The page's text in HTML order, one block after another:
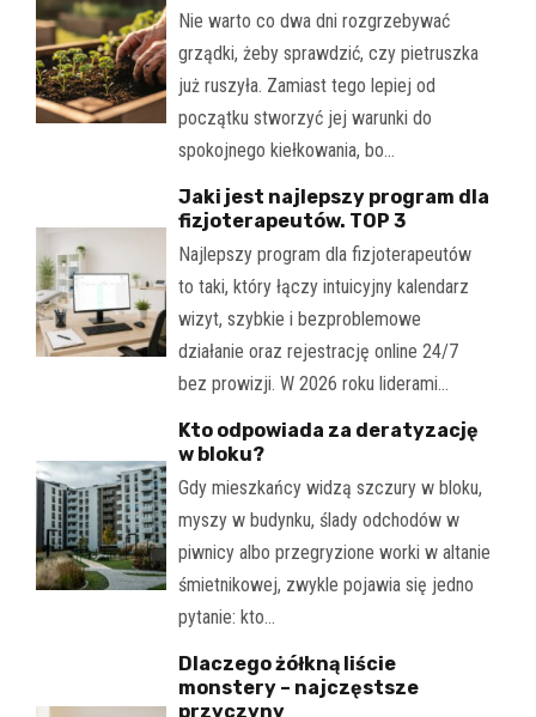
Nie warto co dwa dni rozgrzebywać
grządki, żeby sprawdzić, czy pietruszka
już ruszyła. Zamiast tego lepiej od
początku stworzyć jej warunki do
spokojnego kiełkowania, bo…
Jaki jest najlepszy program dla
fizjoterapeutów. TOP 3
Najlepszy program dla fizjoterapeutów
to taki, który łączy intuicyjny kalendarz
wizyt, szybkie i bezproblemowe
działanie oraz rejestrację online 24/7
bez prowizji. W 2026 roku liderami…
Kto odpowiada za deratyzację
w bloku?
Gdy mieszkańcy widzą szczury w bloku,
myszy w budynku, ślady odchodów w
piwnicy albo przegryzione worki w altanie
śmietnikowej, zwykle pojawia się jedno
pytanie: kto…
Dlaczego żółkną liście
monstery – najczęstsze
przyczyny